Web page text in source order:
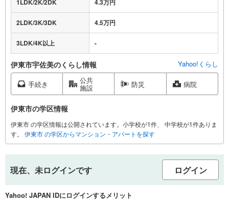
1LDK/2K/2DK 4.3万円
2LDK/3K/3DK 4.5万円
3LDK/4K以上 -
伊東市宇佐美のくらし情報 Yahoo!くらし
手続き 公共
施設 防災 病院
伊東市の学区情報
伊東市 の学区情報は公開されています。小学校が1件、 中学校が1件ありま
す。
伊東市 の学区からマンション・アパートを探す
現在、未ログインです ログイン
Yahoo! JAPAN IDにログインするメリット